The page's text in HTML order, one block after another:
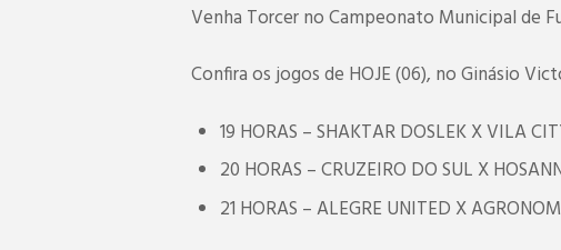
Venha Torcer no Campeonato Municipal de
Confira os jogos de HOJE (06), no Ginásio
19 HORAS – SHAKTAR DOSLEK X VILA
20 HORAS – CRUZEIRO DO SUL X
21 HORAS – ALEGRE UNITED X